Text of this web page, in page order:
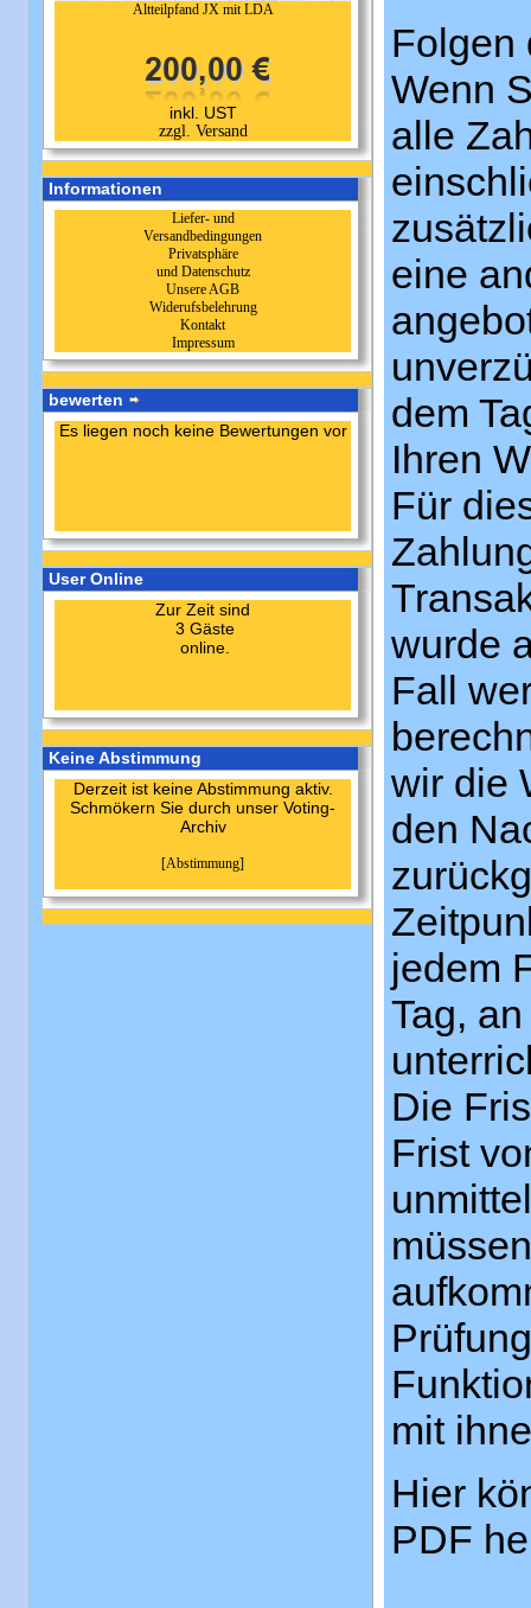
Altteilpfand JX mit LDA
inkl. UST
zzgl. Versand
Informationen
Liefer- und
Versandbedingungen
Privatsphäre
und Datenschutz
Unsere AGB
Widerufsbelehrung
Kontakt
Impressum
bewerten
Es liegen noch keine Bewertungen vor
User Online
Zur Zeit sind
3 Gäste
online.
Keine Abstimmung
Derzeit ist keine Abstimmung aktiv.
Schmökern Sie durch unser Voting-
Archiv
[Abstimmung]
Folgen
Wenn
alle
eine
dem
Ihren
Für
wurde
Fall
wir die
den
jedem
Tag,
Die
Frist
mit
Hier
PDF